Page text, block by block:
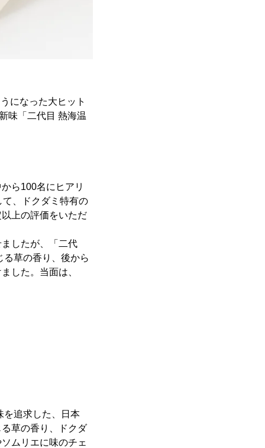
になった大ヒット
味「二代目 熱海温
ら100名にヒアリ
、ドクダミ特有の
上の評価をいただ
したが、「二代
る草の香り、後から
した。当面は、
を追求した、日本
草の香り、ドクダ
ムリエに味のチェ